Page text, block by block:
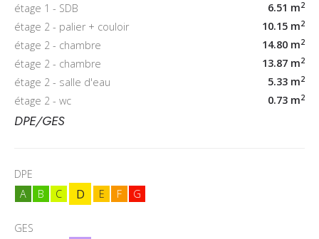
étage 1 - SDB 6.51 m2
étage 2 - palier + couloir 10.15 m2
étage 2 - chambre 14.80 m2
étage 2 - chambre 13.87 m2
étage 2 - salle d'eau 5.33 m2
étage 2 - wc 0.73 m2
DPE/GES
DPE
A
B C D E F G
GES